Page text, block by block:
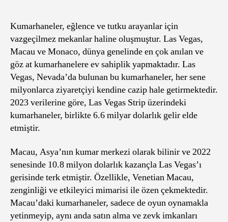
Las
Vegas,
Macau
ve
Monaco
Kumarhaneler, eğlence ve tutku arayanlar için
vazgeçilmez mekanlar haline oluşmuştur. Las Vegas,
Macau ve Monaco, dünya genelinde en çok anılan ve
göz at kumarhanelere ev sahiplik yapmaktadır. Las
Vegas, Nevada’da bulunan bu kumarhaneler, her sene
milyonlarca ziyaretçiyi kendine cazip hale getirmektedir.
2023 verilerine göre, Las Vegas Strip üzerindeki
kumarhaneler, birlikte 6.6 milyar dolarlık gelir elde
etmiştir.
Macau, Asya’nın kumar merkezi olarak bilinir ve 2022
senesinde 10.8 milyon dolarlık kazançla Las Vegas’ı
gerisinde terk etmiştir. Özellikle, Venetian Macau,
zenginliği ve etkileyici mimarisi ile özen çekmektedir.
Macau’daki kumarhaneler, sadece de oyun oynamakla
yetinmeyip, aynı anda satın alma ve zevk imkanları